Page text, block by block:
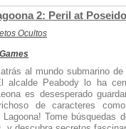
2: Peril at
Ocultos
atrás al mundo submarino
alcalde Peabody lo ha
es desesperado
de caracteres
Tome búsquedas